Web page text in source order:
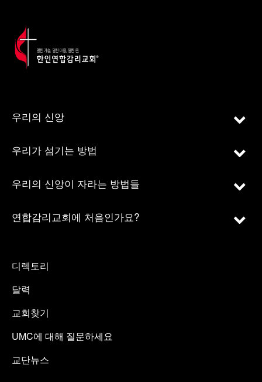
우리의 신앙
우리가 섬기는 방법
우리의 신앙이 자라는 방법들
연합감리교회에 처음인가요?
디렉토리
달력
교회찾기
UMC에 대해 질문하세요
교단뉴스